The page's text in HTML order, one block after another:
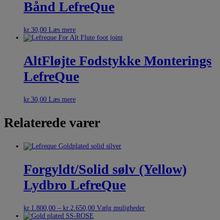
Bånd LefreQue
kr. 30,00 Læs mere
AltFløjte Fodstykke Monterings
LefreQue
kr.30,00 Læs mere
Relaterede varer
Forgyldt/Solid sølv (Yellow)
Lydbro LefreQue
kr.1.800,00 – kr.2.650,00 Vælg muligheder